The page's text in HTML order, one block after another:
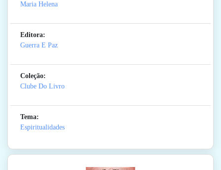
Maria Helena
Editora:
Guerra E Paz
Coleção:
Clube Do Livro
Tema:
Espiritualidades